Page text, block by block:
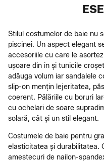
Stilul costumelor de baie nu
piscinei. Un aspect elegant
accesoriile cu care le
ușoare din in și tunicile
adăuga volum iar sandalele
slip-on mențin lejeritatea,
coerent. Pălăriile cu boruri
cu ochelari de soare
solară, cât și un stil elegant.
Costumele de baie pentru
elasticitatea și durabilitatea.
amestecuri de nailon-